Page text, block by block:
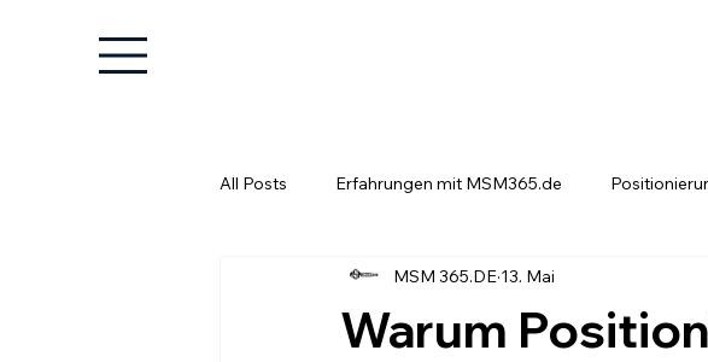
All Posts Erfahrungen mit MSM365.de
Wissenswertes für Unternehmer
Warum
MSM 365.DE 13. Mai